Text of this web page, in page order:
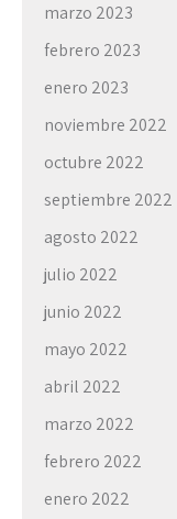
marzo 2023
febrero 2023
enero 2023
noviembre 2022
octubre 2022
septiembre 2022
agosto 2022
julio 2022
junio 2022
mayo 2022
abril 2022
marzo 2022
febrero 2022
enero 2022